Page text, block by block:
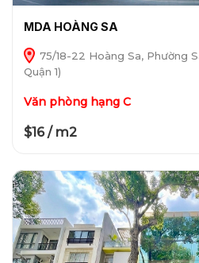
MDA HOÀNG SA
75/18-22 Hoàng Sa, Phường
Quận 1)
Văn phòng hạng C
$16 / m2